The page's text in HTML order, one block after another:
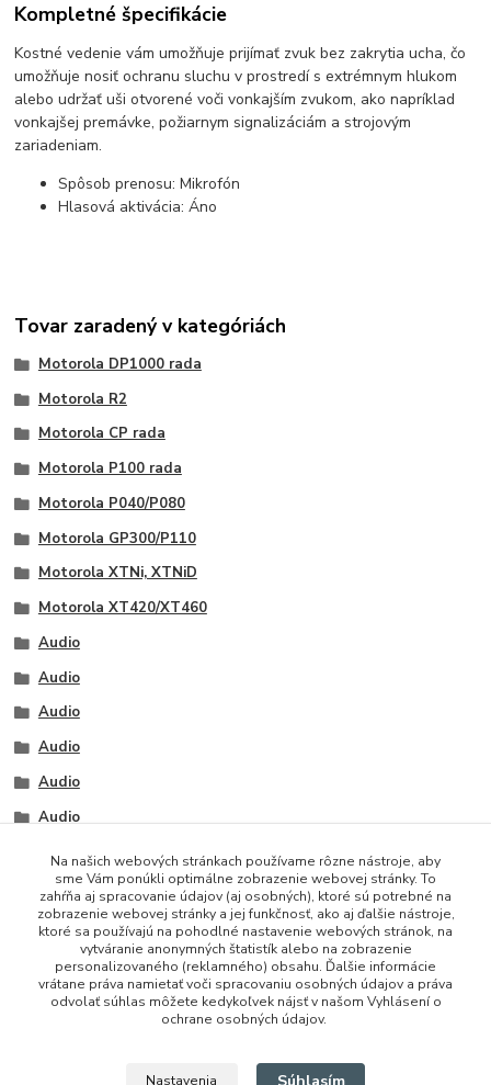
Kompletné špecifikácie
Kostné vedenie vám umožňuje prijímať zvuk bez zakrytia ucha, čo
umožňuje nosiť ochranu sluchu v prostredí s extrémnym hlukom
alebo udržať uši otvorené voči vonkajším zvukom, ako napríklad
vonkajšej premávke, požiarnym signalizáciám a strojovým
zariadeniam.
Spôsob prenosu: Mikrofón
Hlasová aktivácia: Áno
Tovar zaradený v kategóriách
Motorola DP1000 rada
Motorola R2
Motorola CP rada
Motorola P100 rada
Motorola P040/P080
Motorola GP300/P110
Motorola XTNi, XTNiD
Motorola XT420/XT460
Audio
Audio
Audio
Audio
Audio
Audio
+421 948 229 224
Na našich webových stránkach používame rôzne nástroje, aby
sme Vám ponúkli optimálne zobrazenie webovej stránky. To
zahŕňa aj spracovanie údajov (aj osobných), ktoré sú potrebné na
zobrazenie webovej stránky a jej funkčnosť, ako aj ďalšie nástroje,
ktoré sa používajú na pohodlné nastavenie webových stránok, na
vytváranie anonymných štatistík alebo na zobrazenie
personalizovaného (reklamného) obsahu. Ďalšie informácie
vrátane práva namietať voči spracovaniu osobných údajov a práva
odvolať súhlas môžete kedykoľvek nájsť v našom Vyhlásení o
ochrane osobných údajov.
Nastavenia